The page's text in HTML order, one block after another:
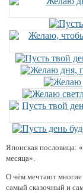
Японская пословица:
месяца».
О чём мечтают
самый сказочный и